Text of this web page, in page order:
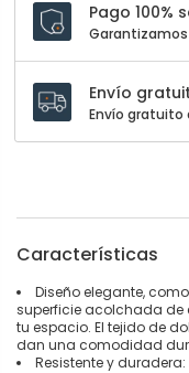
Pago 100%
Garantizamos
Envío
Envío gratuito
Características
Diseño elegante,
superficie acolchada de
tu espacio. El tejido de
dan una comodidad
Resistente y